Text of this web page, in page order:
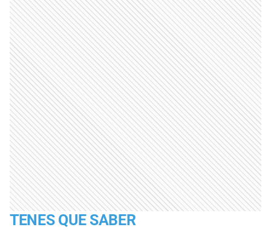
TENES QUE SABER